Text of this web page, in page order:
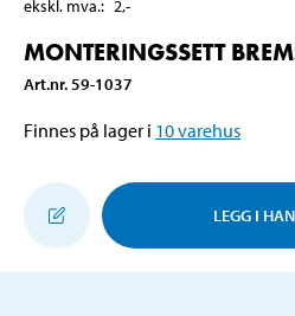
ekskl. mva.: 2,-
MONTERINGSSETT
Art.nr. 59-1037
Finnes på lager i 10varehus
LEGG I